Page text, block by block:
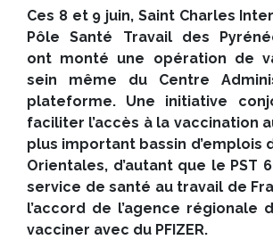
Ces 8 et 9 juin, Saint Charles
Pôle Santé Travail des
ont monté une opération de
sein même du Centre
plateforme. Une initiative
faciliter l’accès à la vaccination
plus important bassin d’emplois
Orientales, d’autant que le PST
service de santé au travail de
l’accord de l’agence régionale
vacciner avec du PFIZER.